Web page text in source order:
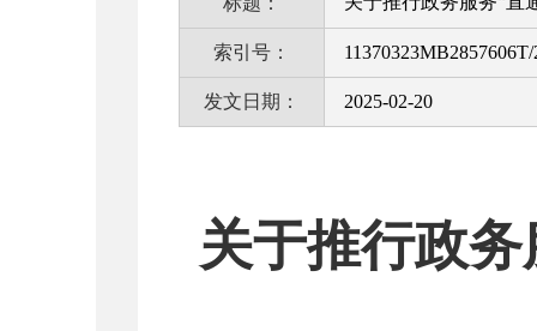
索引号：
发文日期： 2025-02-20
关于推行政